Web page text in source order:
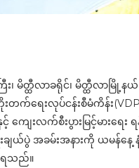
း၊ မိတ္ထီလာခရိုင်၊ မိတ္ထီလာမ
တက်ရေးလုပ်ငန်းစီမံကိန်း(VDP)
နှင့် ကျေးလက်စီးပွားမြင့်မား
ျယ်ပွဲ အခမ်းအနားကို ယမန်နေ့
ရသည်။